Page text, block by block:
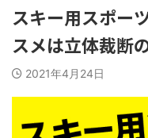
スキー用スポー
スメは立体裁断
2021年4月24日